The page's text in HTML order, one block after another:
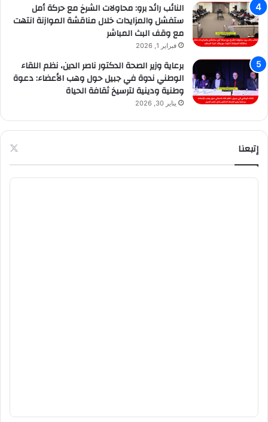
النائب رائد برو: محاولات الشرخ مع حركة أمل
ستفشل والمزايدات خلال مناقشة الموازنة انتهت
مع وقف البث المباشر
فبراير 1, 2026
برعاية وزير الصحة الدكتور ناصر الدين، نظم اللقاء
الوطني ندوة في جبيل حول وهب الأعضاء: دعوة
وطنية ودينية لترسيخ ثقافة الحياة
يناير 30, 2026
إتبعنا